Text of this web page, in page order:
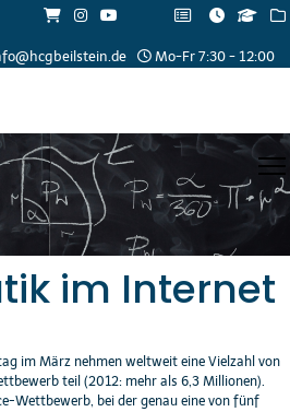
Mo-Fr 7:30 - 12:00
im Internet
im März nehmen weltweit eine Vielzahl von
teil (2012: mehr als 6,3 Millionen).
Wettbewerb, bei der genau eine von fünf